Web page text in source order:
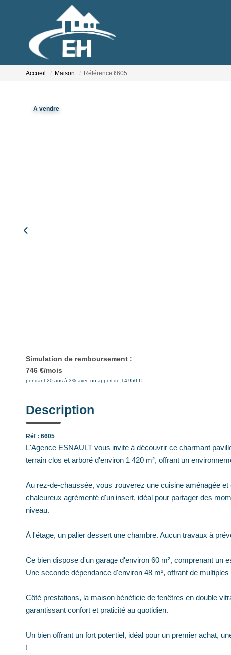
Accueil Maison Référence 6605
A vendre
Simulation de remboursement :
746 €/mois
pendant 20 ans à 3% avec un apport de 14 950 €
Description
Réf : 6605
L'Agence ESNAULT vous invite à découvrir ce charmant
terrain clos et arboré d'environ 1 420 m², offrant un
Au rez-de-chaussée, vous trouverez une cuisine aménagée
chaleureux agrémenté d'un insert, idéal pour partager des
niveau.
À l'étage, un palier dessert une chambre. Aucun travaux à
Ce bien dispose d'un garage d'environ 60 m², comprenant un
Une seconde dépendance d'environ 48 m², offrant de
Côté prestations, la maison bénéficie de fenêtres en double
garantissant confort et praticité au quotidien.
Un bien offrant un fort potentiel, idéal pour un premier achat,
!